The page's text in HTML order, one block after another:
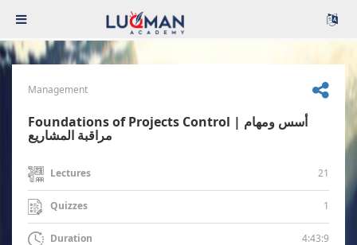
Management
Foundations of Projects Control | أسس ومهام
مراقبة المشاريع
Lectures 21
Quizzes 1
Duration 4:43:9